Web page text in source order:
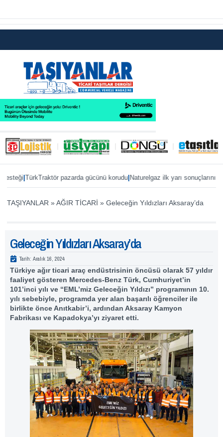
|TürkTraktör pazarda gücünü korudu|Naturelgaz ilk yarı sonuçlarını
TAŞIYANLAR »AĞIR TİCARİ » Geleceğin Yıldızları Aksaray’da
Geleceğin Yıldızları Aksaray’da
Tarih: Aralık 16, 2024
Türkiye ağır ticari araç endüstrisinin öncüsü olarak 57 yıldır
faaliyet gösteren Mercedes-Benz Türk, Cumhuriyet’in
101’inci yılı ve “EML’miz Geleceğin Yıldızı” programının 10.
yılı sebebiyle, programda yer alan başarılı öğrenciler ile
birlikte önce Anıtkabir’i, ardından Aksaray Kamyon
Fabrikası ve Kapadokya’yı ziyaret etti.